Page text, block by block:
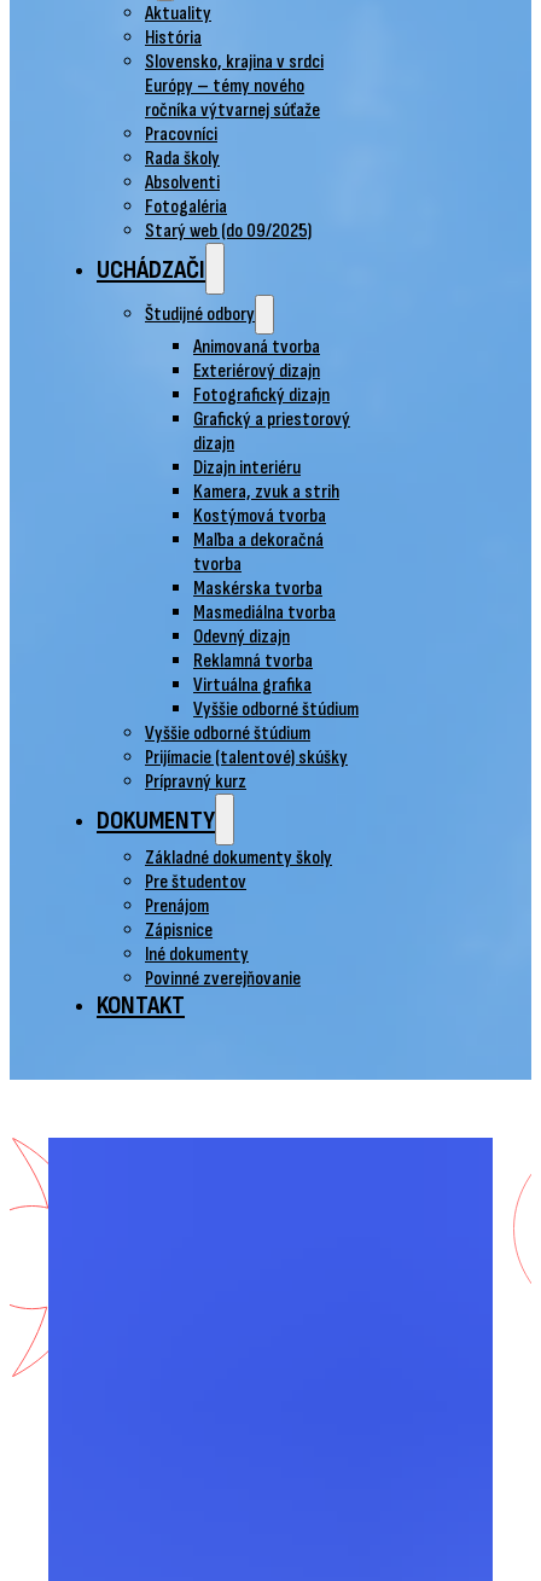
Aktuality
História
Slovensko, krajina v srdci
Európy – témy nového
ročníka výtvarnej súťaže
Pracovníci
Rada školy
Absolventi
Fotogaléria
Starý web (do 09/2025)
UCHÁDZAČI
Študijné odbory
Animovaná tvorba
Exteriérový dizajn
Fotografický dizajn
Grafický a priestorový
dizajn
Dizajn interiéru
Kamera, zvuk a strih
Kostýmová tvorba
Maľba a dekoračná
tvorba
Maskérska tvorba
Masmediálna tvorba
Odevný dizajn
Reklamná tvorba
Virtuálna grafika
Vyššie odborné štúdium
Vyššie odborné štúdium
Prijímacie (talentové) skúšky
Prípravný kurz
DOKUMENTY
Základné dokumenty školy
Pre študentov
Prenájom
Zápisnice
Iné dokumenty
Povinné zverejňovanie
KONTAKT